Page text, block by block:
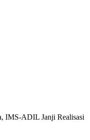
IMS-ADIL Janji Realisasi